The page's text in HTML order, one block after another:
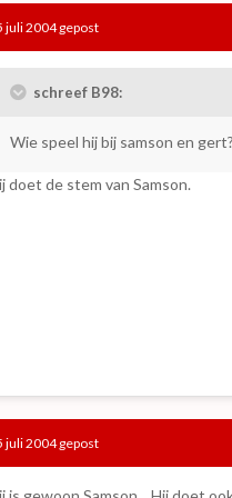
juli 2004gepost
schreef B98:
Wie speel hij bij samson en gert?
doet de stem van Samson.
juli 2004gepost